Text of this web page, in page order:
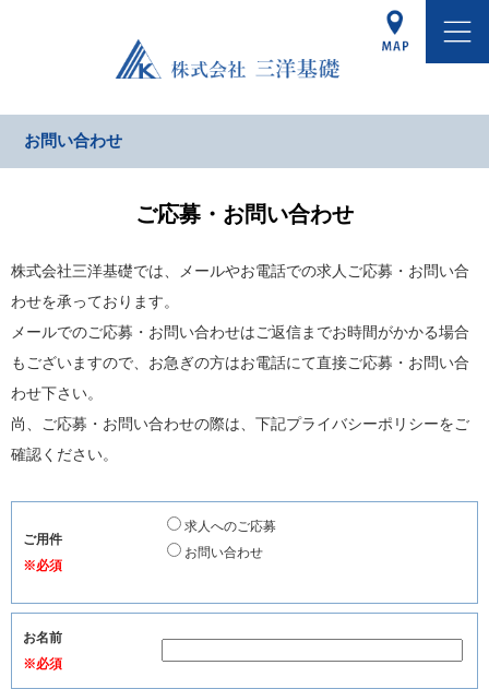
お問い合わせ
ご応募・お問い合わせ
株式会社三洋基礎では、メールやお電話での求人ご応募・お問い合
わせを承っております。
メールでのご応募・お問い合わせはご返信までお時間がかかる場合
もございますので、お急ぎの方はお電話にて直接ご応募・お問い合
わせ下さい。
尚、ご応募・お問い合わせの際は、下記プライバシーポリシーをご
確認ください。
ご用件
※必須
求人へのご応募
お問い合わせ
お名前
※必須